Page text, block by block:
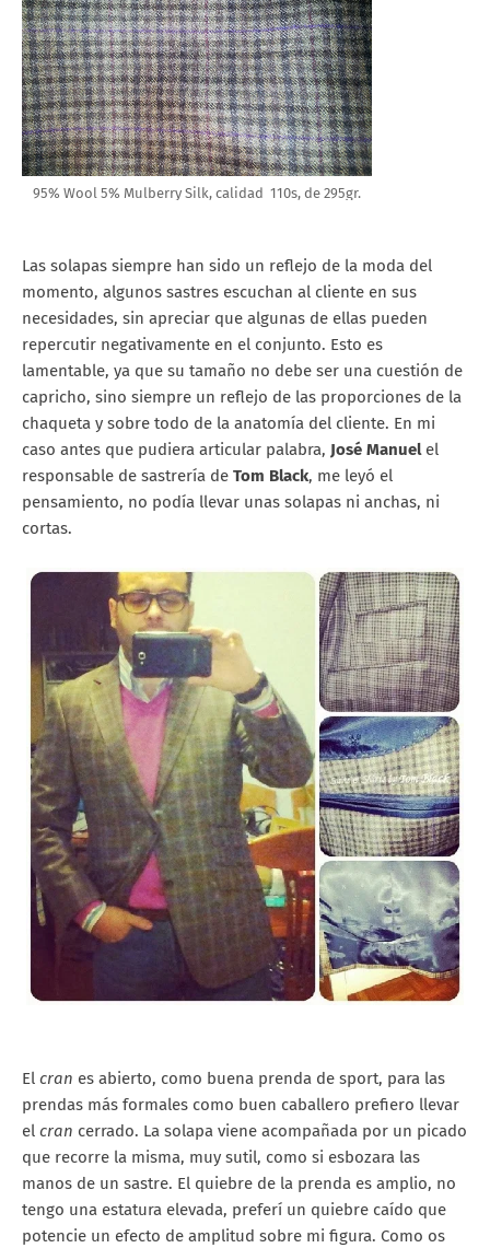
95% Wool 5% Mulberry Silk, calidad 110s, de 295gr.
Las solapas siempre han sido un reflejo de la moda del
momento, algunos sastres escuchan al cliente en sus
necesidades, sin apreciar que algunas de ellas pueden
repercutir negativamente en el conjunto. Esto es
lamentable, ya que su tamaño no debe ser una cuestión de
capricho, sino siempre un reflejo de las proporciones de la
chaqueta y sobre todo de la anatomía del cliente. En mi
caso antes que pudiera articular palabra, José Manuelel
responsable de sastrería de Tom Black, me leyó el
pensamiento, no podía llevar unas solapas ni anchas, ni
cortas.
El cran es abierto, como buena prenda de sport, para las
prendas más formales como buen caballero prefiero llevar
el cran cerrado. La solapa viene acompañada por un picado
que recorre la misma, muy sutil, como si esbozara las
manos de un sastre. El quiebre de la prenda es amplio, no
tengo una estatura elevada, preferí un quiebre caído que
potencie un efecto de amplitud sobre mi figura. Como os